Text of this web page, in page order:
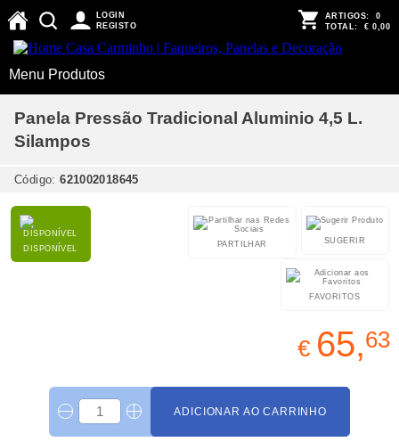
LOGIN
REGISTO
ARTIGOS: 0
TOTAL: € 0,00
Menu Produtos
Panela Pressão Tradicional Aluminio 4,5 L.
Silampos
Código:621002018645
DISPONÍVEL
SUGERIR
PARTILHAR
FAVORITOS
€ 65,63
ADICIONAR AO CARRINHO